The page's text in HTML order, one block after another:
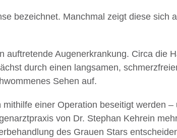
bezeichnet. Manchmal zeigt diese sich
Augenerkrankung. Circa die
durch einen langsamen,
Sehen auf.
einer Operation beseitigt werden –
von Dr. Stephan Kehrein
des Grauen Stars